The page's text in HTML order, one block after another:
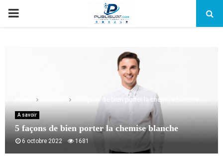
PRIMARY
5 façons de bien porter la chemise blanche
A savoir
5 façons de bien porter la chemise blanche
6 octobre 2022 1681